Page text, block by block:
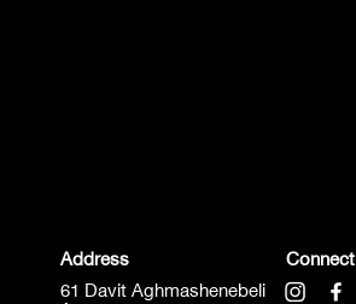
Address
61 Davit Aghmashenebeli
Connect